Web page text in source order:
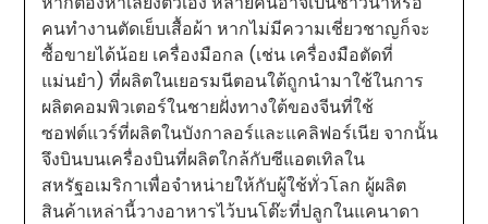
คนทำงานตัดเย็บเสื้อผ้า หากไม่มีความเชี่ยวชาญก็จะ
ซื้อขายได้น้อย เครื่องมือกล (เช่น เครื่องมือตัดที่
แม่นยำ) ที่ผลิตในเยอรมนีตอนใต้ถูกนำมาใช้ในการ
ผลิตคอมพิวเตอร์ในชายฝั่งทางใต้ของจีนที่ใช้
ซอฟต์แวร์ที่ผลิตในบังกาลอร์และแคลิฟอร์เนีย จากนั้น
จึงบินบนเครื่องบินที่ผลิตใกล้กับซีแอตเทิลใน
สหรัฐอเมริกาเพื่อจำหน่ายให้กับผู้ใช้ทั่วโลก ผู้ผลิต
สินค้าเหล่านี้วางอาหารไว้บนโต๊ะที่ปลูกในแคนาดา